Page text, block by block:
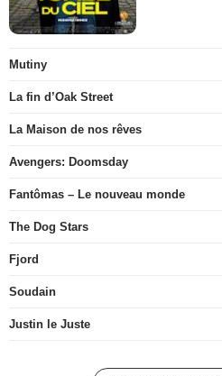
Mutiny
La fin d’Oak Street
La Maison de nos rêves
Avengers: Doomsday
Fantômas – Le nouveau monde
The Dog Stars
Fjord
Soudain
Justin le Juste